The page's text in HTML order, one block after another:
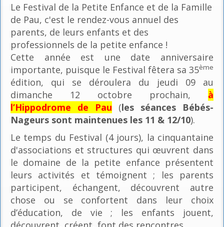
Le Festival de la Petite Enfance et de la Famille
de Pau, c'est le rendez-vous annuel des
parents, de leurs enfants et des
professionnels de la petite enfance !
Cette année est une date anniversaire
importante, puisque le Festival fêtera sa 35ème
édition, qui se déroulera du jeudi 09 au
dimanche 12 octobre prochain, à
l’Hippodrome de Pau (les séances Bébés-
Nageurs sont maintenues les 11 & 12/10).
Le temps du Festival (4 jours), la cinquantaine
d'associations et structures qui œuvrent dans
le domaine de la petite enfance présentent
leurs activités et témoignent ; les parents
participent, échangent, découvrent autre
chose ou se confortent dans leur choix
d’éducation, de vie ; les enfants jouent,